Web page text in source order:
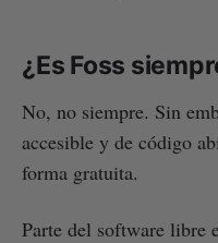
¿Es Foss
No, no siempre. Sin
accesible y de código
forma gratuita.
Parte del software libre